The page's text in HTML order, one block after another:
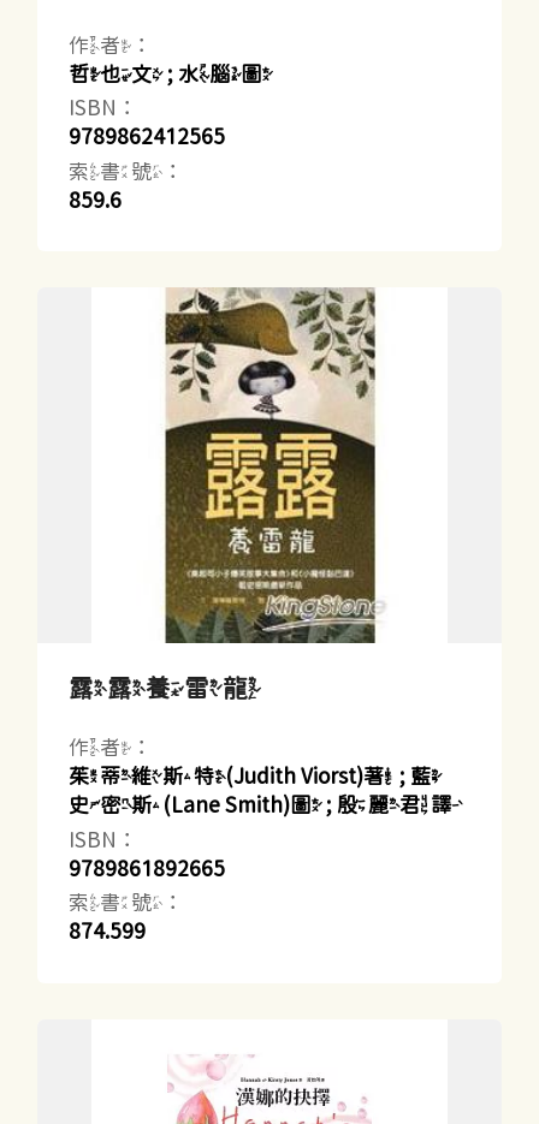
作者：
哲也文 ; 水腦圖
ISBN：
9789862412565
索書號：
859.6
露露養雷龍
作者：
茱蒂維斯特(Judith Viorst)著 ; 藍
史密斯(Lane Smith)圖 ; 殷麗君譯
ISBN：
9789861892665
索書號：
874.599